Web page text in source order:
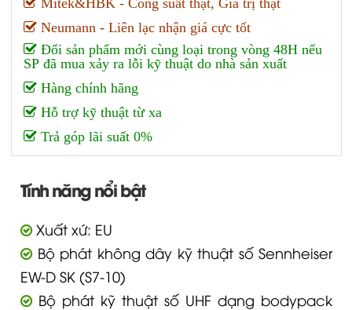
Mitek&HBK - Công suất thật, Giá trị thật
Neumann - Liên lạc nhận giá cực tốt
Đổi sản phẩm mới cùng loại trong vòng 48H nếu
SP đã mua xảy ra lỗi kỹ thuật do nhà sản xuất
Hàng chính hãng
Hỗ trợ kỹ thuật từ xa
Trả góp lãi suất 0%
Tính năng nổi bật
Xuất xứ: EU
Bộ phát không dây kỹ thuật số Sennheiser
EW-D SK (S7-10)
Bộ phát kỹ thuật số UHF dạng bodypack